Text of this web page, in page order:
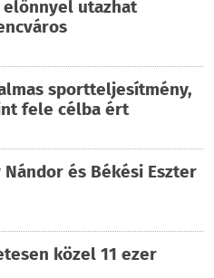
utazhat
sportteljesítmény,
fele célba ért
és Békési Eszter
közel 11 ezer